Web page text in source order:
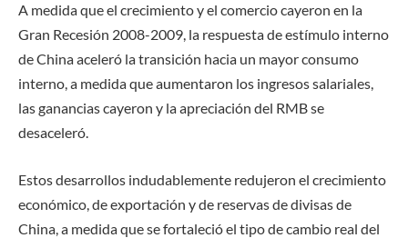
A medida que el crecimiento y el comercio cayeron en la
Gran Recesión 2008-2009, la respuesta de estímulo interno
de China aceleró la transición hacia un mayor consumo
interno, a medida que aumentaron los ingresos salariales,
las ganancias cayeron y la apreciación del RMB se
desaceleró.
Estos desarrollos indudablemente redujeron el crecimiento
económico, de exportación y de reservas de divisas de
China, a medida que se fortaleció el tipo de cambio real del